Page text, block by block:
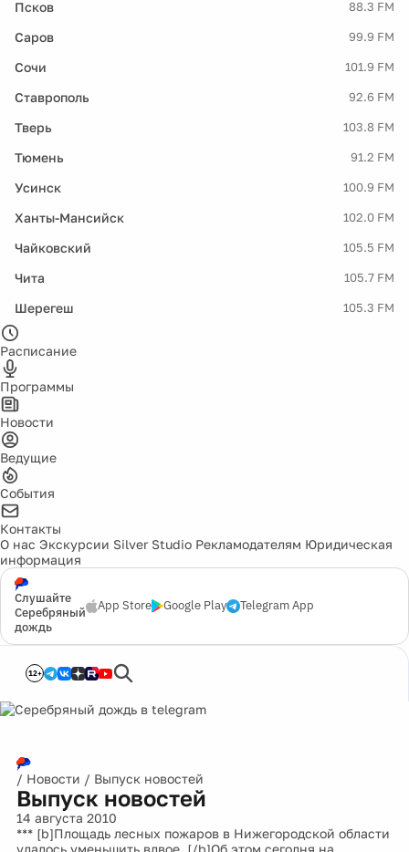
Псков 88.3 FM
Саров 99.9 FM
Сочи 101.9 FM
Ставрополь 92.6 FM
Тверь 103.8 FM
Тюмень 91.2 FM
Усинск 100.9 FM
Ханты-Мансийск 102.0 FM
Чайковский 105.5 FM
Чита 105.7 FM
Шерегеш 105.3 FM
Расписание
Программы
Новости
Ведущие
События
Контакты
О нас Экскурсии Silver Studio Рекламодателям Юридическая
информация
Слушайте
Серебряный
дождь
App Store Google Play Telegram App
12+
/ Новости / Выпуск новостей
Выпуск новостей
14 августа 2010
*** [b]Площадь лесных пожаров в Нижегородской области